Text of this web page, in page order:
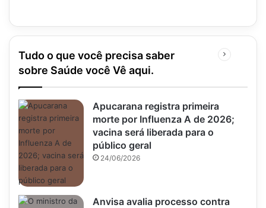
Tudo o que você precisa saber
sobre Saúde você Vê aqui.
Próxima
Apucarana registra primeira
morte por Influenza A de 2026;
vacina será liberada para o
público geral
24/06/2026
Anvisa avalia processo contra